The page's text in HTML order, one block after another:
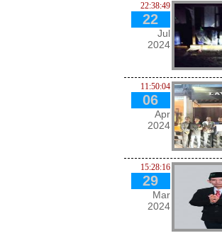
22:38:49
22
Jul
2024
11:50:04
06
Apr
2024
15:28:16
29
Mar
2024